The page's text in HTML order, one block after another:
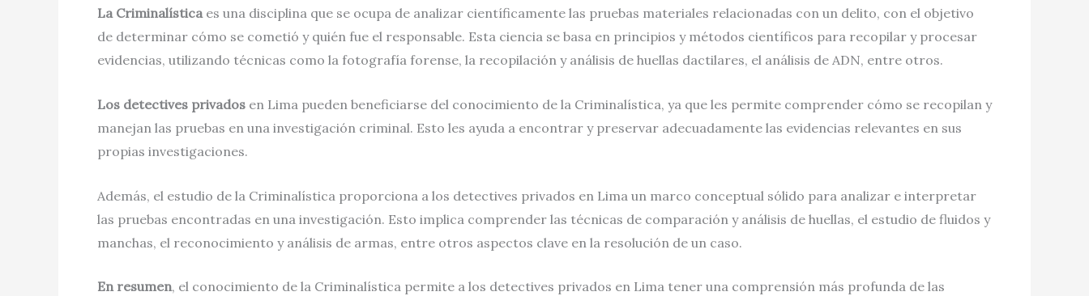
La Criminalísticaes una disciplina que se ocupa de analizar científicamente las pruebas materiales relacionadas con un delito, con el objetivo
de determinar cómo se cometió y quién fue el responsable. Esta ciencia se basa en principios y métodos científicos para recopilar y procesar
evidencias, utilizando técnicas como la fotografía forense, la recopilación y análisis de huellas dactilares, el análisis de ADN, entre otros.
Los detectives privados en Lima pueden beneficiarse del conocimiento de la Criminalística, ya que les permite comprender cómo se recopilan y
manejan las pruebas en una investigación criminal. Esto les ayuda a encontrar y preservar adecuadamente las evidencias relevantes en sus
propias investigaciones.
Además, el estudio de la Criminalística proporciona a los detectives privados en Lima un marco conceptual sólido para analizar e interpretar
las pruebas encontradas en una investigación. Esto implica comprender las técnicas de comparación y análisis de huellas, el estudio de fluidos y
manchas, el reconocimiento y análisis de armas, entre otros aspectos clave en la resolución de un caso.
En resumen, el conocimiento de la Criminalística permite a los detectives privados en Lima tener una comprensión más profunda de las